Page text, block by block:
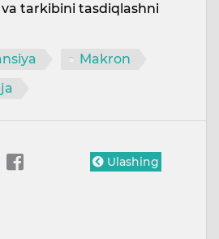
tarkibini tasdiqlashni
Makron
Ulashing